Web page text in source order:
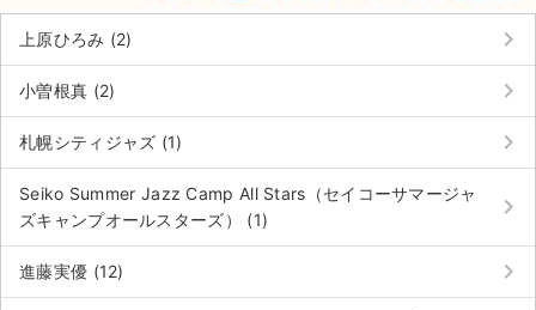
ご利用ガイド
手数料・お支払い方法
AIに質問する
よくある質問
お知らせ
上原ひろみ (2) keyboard_arrow_right
小曽根真 (2) keyboard_arrow_right
札幌シティジャズ (1) keyboard_arrow_right
Seiko Summer Jazz Camp All Stars（セイコーサマージャ
ズキャンプオールスターズ） (1)
keyboard_arrow_right
進藤実優 (12) keyboard_arrow_right